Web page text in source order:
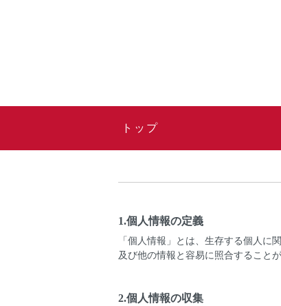
トップ
1.個人情報の定義
「個人情報」とは、生存する個人に
及び他の情報と容易に照合すること
2.個人情報の収集